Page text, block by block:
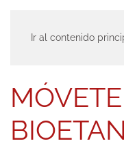
Ir al contenido